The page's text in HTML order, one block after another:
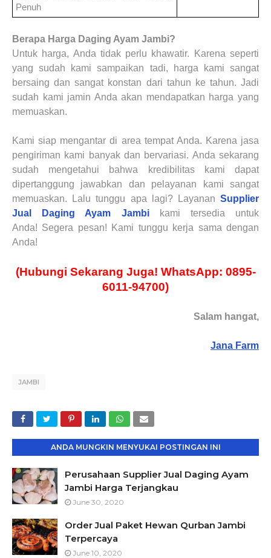
Penuh
Berapa Harga Daging Ayam Jambi?
Untuk harga, Anda tidak perlu khawatir. Karena seperti
yang sudah kami sampaikan tadi, harga kami sangat
bersaing dan sangat konstan dari tahun ke tahun. Jadi
sudah kami jamin Anda akan mendapatkan harga yang
memuaskan.
Kami siap mengantar di area tempat Anda. Karena jasa
pengiriman kami banyak dan bervariasi. Anda sekarang
sudah mengetahui bahwa kredibilitas kami dapat
dipertanggung jawabkan dan pelayanan kami sangat
memuaskan. Lalu tunggu apa lagi?LayananSupplier
Jual Daging Ayam Jambikami tersedia untuk
Anda! Segera pesan!
Kami tunggu kerja sama dengan
Anda!
(Hubungi Sekarang Juga! WhatsApp: 0895-
6011-94700)
Salam hangat,
Jana Farm
JAMBI
ANDA MUNGKIN MENYUKAI POSTINGAN INI
Perusahaan Supplier Jual Daging Ayam
Jambi Harga Terjangkau
June 30, 2020
Order Jual Paket Hewan Qurban Jambi
Terpercaya
June 10, 2020